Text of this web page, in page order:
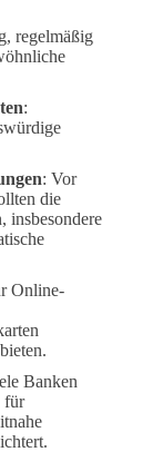
regelmäßig
:
: Vor
die
insbesondere
Online-
Banken
für